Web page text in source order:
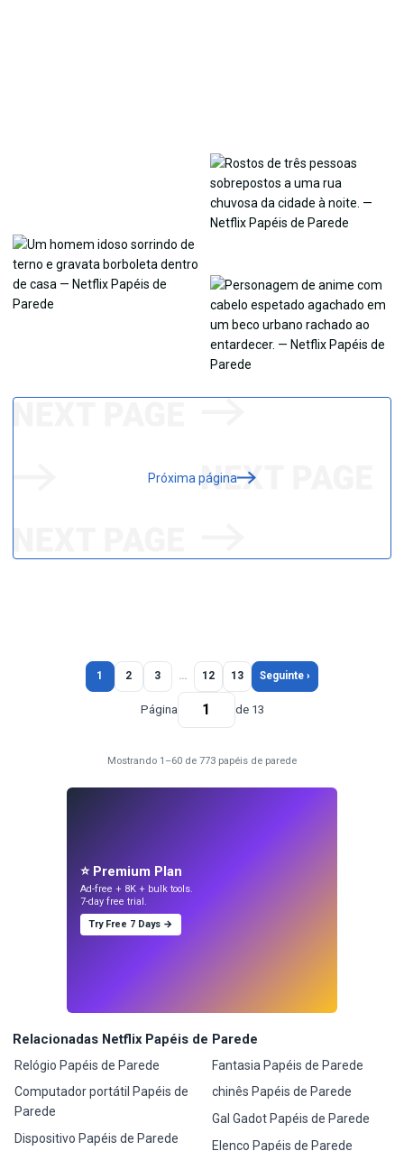
Próxima página
1 2 3 … 12 13 Seguinte ›
Página de 13
Mostrando 1–60 de 773 papéis de parede
⭐ Premium Plan
Ad-free + 8K + bulk tools.
7-day free trial.
Try Free 7 Days →
Relacionadas Netflix Papéis de Parede
Relógio Papéis de Parede
Computador portátil Papéis de
Parede
Dispositivo Papéis de Parede
Fantasia Papéis de Parede
chinês Papéis de Parede
Gal Gadot Papéis de Parede
Elenco Papéis de Parede